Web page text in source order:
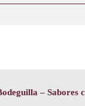
– Sabores